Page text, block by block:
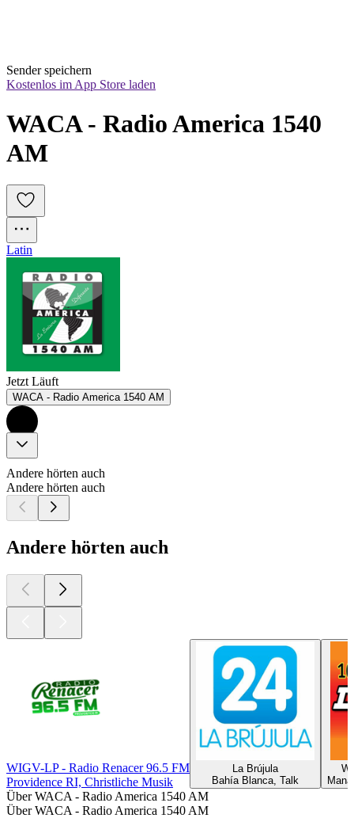
Sender speichern
Kostenlos im App Store laden
WACA - Radio America 1540
AM
Latin
Jetzt Läuft
WACA - Radio America 1540 AM
Andere hörten auch
Andere hörten auch
Andere hörten auch
WIGV-LP - Radio Renacer 96.5 FM
Providence RI, Christliche Musik
La Brújula
Bahía Blanca, Talk
Über WACA - Radio America 1540 AM
Über WACA - Radio America 1540 AM